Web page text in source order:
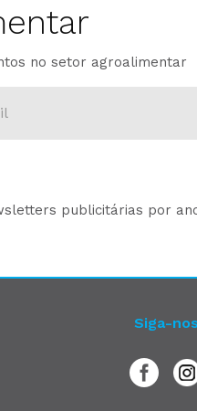
no setor agroalimentar
publicitárias por
Siga-nos